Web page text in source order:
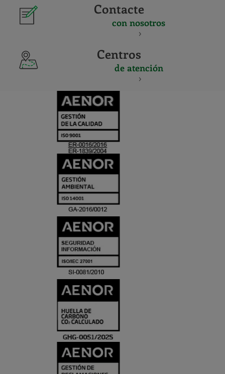
Contacte
con nosotros
Centros
de atención